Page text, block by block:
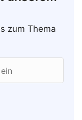
zum Thema